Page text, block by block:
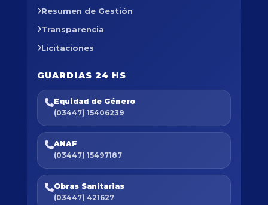
Resumen de Gestión
Transparencia
Licitaciones
GUARDIAS 24 HS
Equidad de Género
(03447) 15406239
ANAF
(03447) 15497187
Obras Sanitarias
(03447) 421627